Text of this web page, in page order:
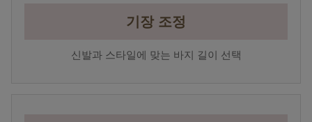
기장 조정
신발과 스타일에 맞는 바지 길이 선택